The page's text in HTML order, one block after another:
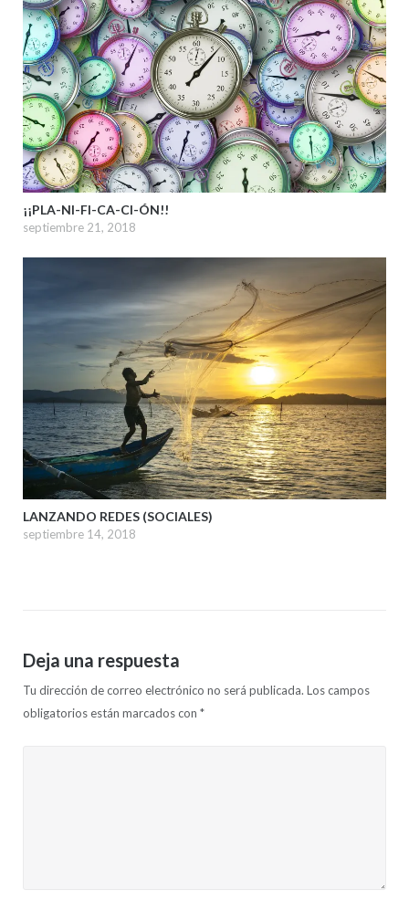
¡¡PLA-NI-FI-CA-CI-ÓN!!
septiembre 21, 2018
LANZANDO REDES (SOCIALES)
septiembre 14, 2018
Deja una respuesta
Tu dirección de correo electrónico no será publicada. Los campos
obligatorios están marcados con *